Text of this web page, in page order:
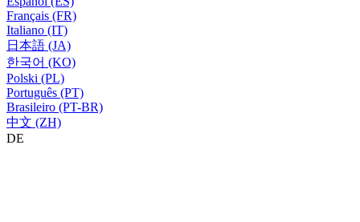
Français (FR)
Italiano (IT)
日本語 (JA)
한국어 (KO)
Polski (PL)
Português (PT)
Brasileiro (PT-BR)
中文 (ZH)
DE